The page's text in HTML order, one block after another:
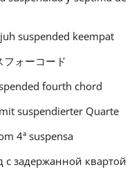
suspended keempat
フォーコード
fourth chord
suspendierter Quarte
4ª suspensa
с задержанной квартой